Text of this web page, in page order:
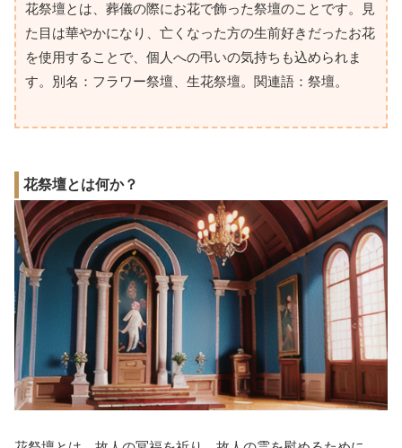
花祭壇とは、葬儀の際にお花で飾った祭壇のことです。見
た目は華やかになり、亡くなった方の生前好きだったお花
を使用することで、個人への弔いの気持ちも込められま
す。別名：フラワー祭壇、生花祭壇。関連語：祭壇。
花祭壇とは何か？